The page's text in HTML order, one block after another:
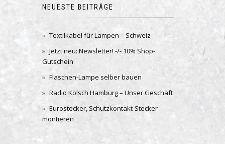
NEUESTE BEITRÄGE
Textilkabel für Lampen – Schweiz
Jetzt neu: Newsletter! -/- 10% Shop-
Gutschein
Flaschen-Lampe selber bauen
Radio Kölsch Hamburg – Unser Geschäft
Eurostecker, Schutzkontakt-Stecker
montieren